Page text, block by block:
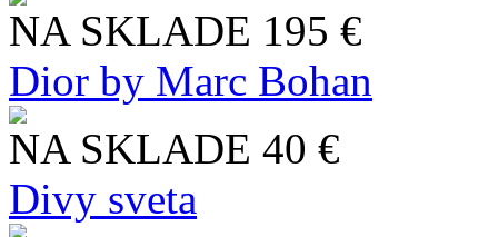
NA SKLADE 195 €
Dior by Marc Bohan
NA SKLADE 40 €
Divy sveta